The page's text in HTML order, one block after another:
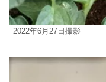
2022年6月27日撮影